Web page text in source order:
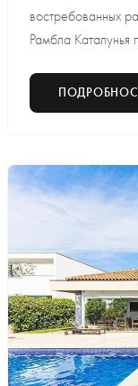
востребованных
Рамбла Каталунья